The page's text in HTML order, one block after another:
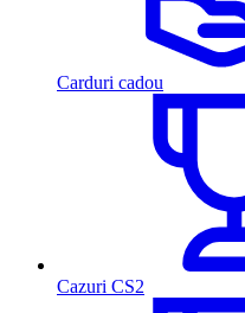
Carduri cadou
Cazuri CS2